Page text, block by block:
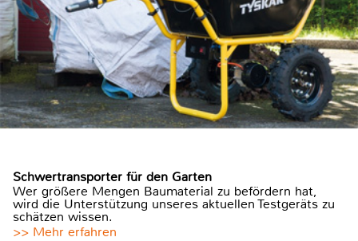
Schwertransporter für den Garten
Wer größere Mengen Baumaterial zu befördern hat,
wird die Unterstützung unseres aktuellen Testgeräts zu
schätzen wissen.
>> Mehr erfahren